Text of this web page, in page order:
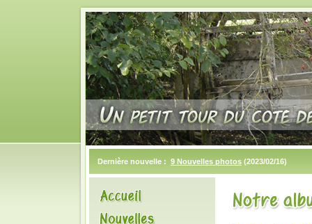
Dernière nouvelle : 9 Nouvelles photos (2023/02/16)